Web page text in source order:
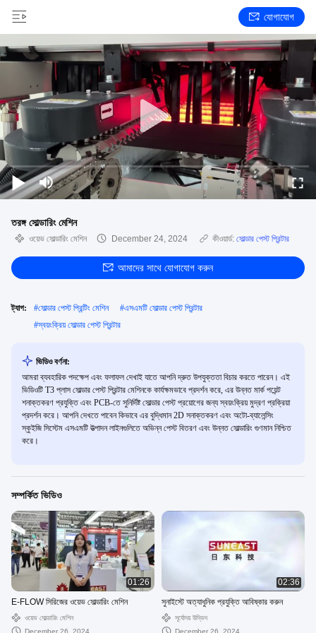
যোগাযোগ
তরঙ্গ সোল্ডারিং মেশিন
ওয়েভ সোল্ডারিং মেশিন December 24, 2024 কীওয়ার্ড: সোল্ডার পেস্ট প্রিন্টার
আমাদের সাথে যোগাযোগ করুন
ট্যাগ: #সোল্ডার পেস্ট প্রিন্টিং মেশিন #এসএমটি সোল্ডার পেস্ট প্রিন্টার
#স্বয়ংক্রিয় সোল্ডার পেস্ট প্রিন্টার
ভিডিও বর্ণনা:
আমরা ব্যবহারিক পদক্ষেপ এবং ফলাফল দেখাই যাতে আপনি দ্রুত উপযুক্ততা বিচার করতে পারেন। এই
ভিডিওটি T3 প্লাস সোল্ডার পেস্ট প্রিন্টার মেশিনকে কার্যক্ষমভাবে প্রদর্শন করে, এর উন্নত মার্ক পয়েন্ট
শনাক্তকরণ প্রযুক্তি এবং PCB-তে সুনির্দিষ্ট সোল্ডার পেস্ট প্রয়োগের জন্য স্বয়ংক্রিয় মুদ্রণ প্রক্রিয়া
প্রদর্শন করে। আপনি দেখতে পাবেন কিভাবে এর বুদ্ধিমান 2D সনাক্তকরণ এবং অটো-ব্যালেন্সিং
স্কুইজি সিস্টেম এসএমটি উত্পাদন লাইনগুলিতে অভিন্ন পেস্ট বিতরণ এবং উন্নত সোল্ডারিং গুণমান নিশ্চিত
করে।
সম্পর্কিত ভিডিও
01:26
E-FLOW সিরিজের ওয়েভ সোল্ডারিং মেশিন
ওয়েভ সোল্ডারিং মেশিন
December 26, 2024
02:36
সুনাইস্টে অত্যাধুনিক প্রযুক্তি আবিষ্কার করুন
সূর্যোদয় উদ্ভিদ
December 26, 2024